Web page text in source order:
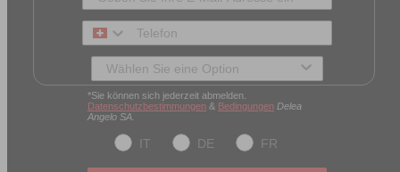
Telefon
Typ des Kunden
*Sie können sich jederzeit abmelden.
Datenschutzbestimmungen& Bedingungen Delea
Angelo SA.
IT DE FR